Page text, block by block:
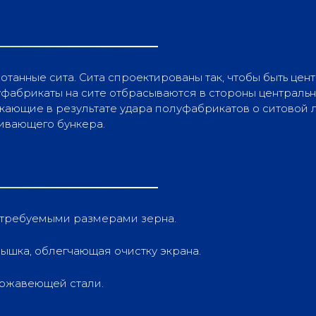
сита. Сита спроектированы так, чтобы быть
на сите отбрасываются в стороны
в результате удара полуфабрикатов о ситовой
бункера.
требуемыми размерами зерна.
облегчающая очистку экрана.
стали.